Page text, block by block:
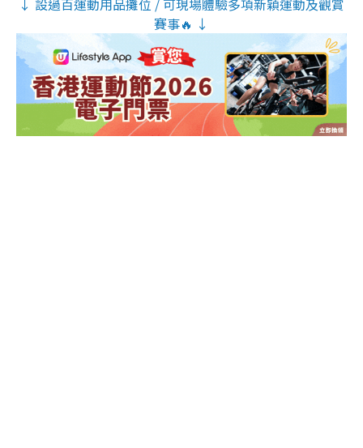
↓ 設過百運動用品攤位 / 可現場體驗多項新穎運動及觀賞
賽事🔥 ↓